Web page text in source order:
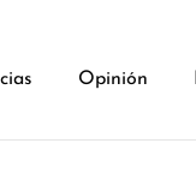
Opinión